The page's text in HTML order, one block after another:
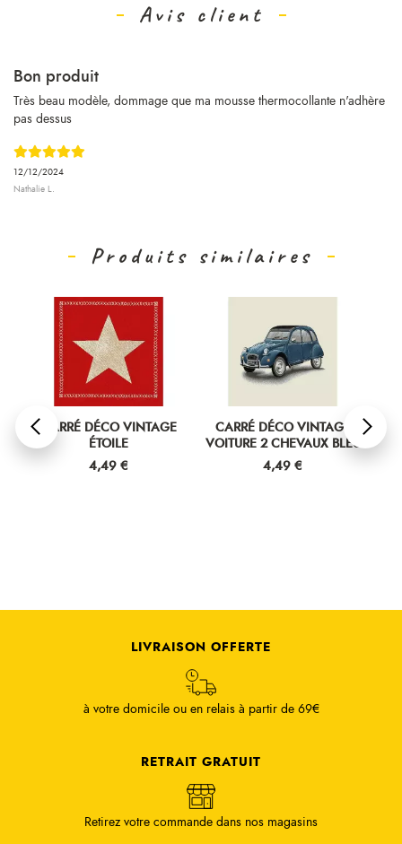
Avis client
12/12/2024
Nathalie L.
Bon produit
Très beau modèle, dommage que ma mousse thermocollante n'adhère
pas dessus
Produits similaires
CARRÉ DÉCO VINTAGE
ÉTOILE
Prix
4,49 €
CARRÉ DÉCO VINTAGE
VOITURE 2 CHEVAUX BLEU
Prix
4,49 €
LIVRAISON OFFERTE
à votre domicile ou en relais à partir de 69€
RETRAIT GRATUIT
Retirez votre commande dans nos magasins